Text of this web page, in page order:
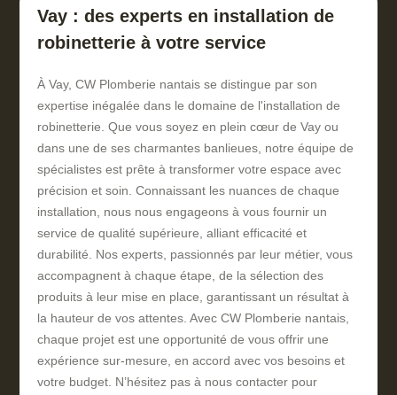
Vay : des experts en installation de
robinetterie à votre service
À Vay, CW Plomberie nantais se distingue par son
expertise inégalée dans le domaine de l'installation de
robinetterie. Que vous soyez en plein cœur de Vay ou
dans une de ses charmantes banlieues, notre équipe de
spécialistes est prête à transformer votre espace avec
précision et soin. Connaissant les nuances de chaque
installation, nous nous engageons à vous fournir un
service de qualité supérieure, alliant efficacité et
durabilité. Nos experts, passionnés par leur métier, vous
accompagnent à chaque étape, de la sélection des
produits à leur mise en place, garantissant un résultat à
la hauteur de vos attentes. Avec CW Plomberie nantais,
chaque projet est une opportunité de vous offrir une
expérience sur-mesure, en accord avec vos besoins et
votre budget. N’hésitez pas à nous contacter pour